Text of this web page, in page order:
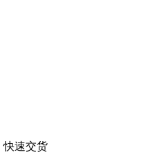
快速交货